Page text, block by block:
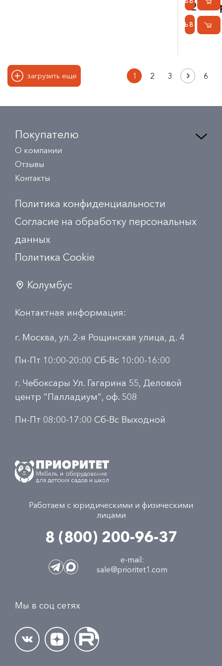
12 100
КУПИТЬ В 1 КЛИК
загрузить еще 1 2 3 6
Покупателю
О компании
Отзывы
Контакты
Политика конфиденциальности
Согласие на обработку персональных
данных
Политика Сookie
Колумбус
Контактная информация:
г. Москва, ул. 2-я Рощинская улица, д. 4
Пн-Пт 10:00-20:00 Сб-Вс 10:00-16:00
г. Чебоксары Ул. Гагарина 55, Деловой
центр "Палладиум", оф. 508
Пн-Пт 08:00-17:00 Сб-Вс Выходной
Работаем с юридическими и физическими
лицами
8 (800) 200-96-37
e-mail:
sale@prioritet1.com
Мы в соц сетях